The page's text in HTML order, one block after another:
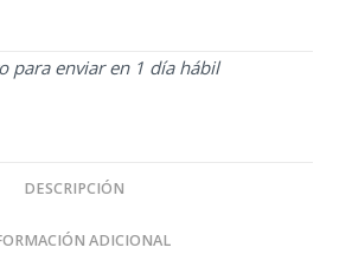
para enviar en 1 día hábil
DESCRIPCIÓN
ADICIONAL